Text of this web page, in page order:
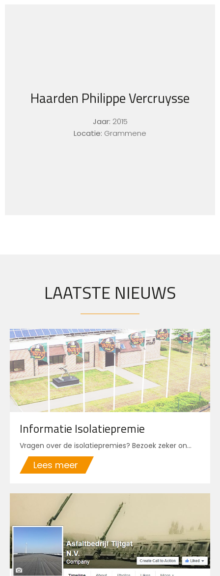
Haarden Philippe Vercruysse
Jaar: 2015
Locatie: Grammene
LAATSTE NIEUWS
Informatie Isolatiepremie
Vragen over de isolatiepremies? Bezoek zeker on...
Lees meer